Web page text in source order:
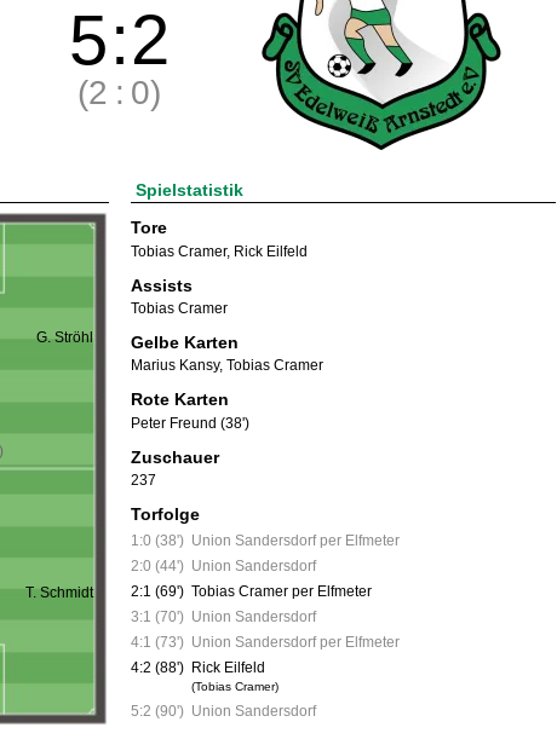
5:2
(2 : 0)
G. Ströhl
T. Schmidt
Spielstatistik
Tore
Tobias Cramer, Rick Eilfeld
Assists
Tobias Cramer
Gelbe Karten
Marius Kansy, Tobias Cramer
Rote Karten
Peter Freund (38')
Zuschauer
237
Torfolge
1:0 (38') Union Sandersdorf per Elfmeter
2:0 (44') Union Sandersdorf
2:1 (69') Tobias Cramer per Elfmeter
3:1 (70') Union Sandersdorf
4:1 (73') Union Sandersdorf per Elfmeter
4:2 (88') Rick Eilfeld
(Tobias Cramer)
5:2 (90') Union Sandersdorf